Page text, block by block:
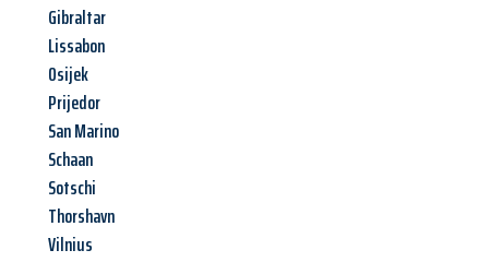
Gibraltar
Lissabon
Osijek
Prijedor
San Marino
Schaan
Sotschi
Thorshavn
Vilnius